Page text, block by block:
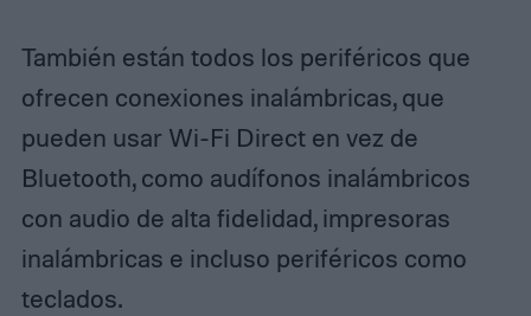
También están todos los periféricos que
ofrecen conexiones inalámbricas, que
pueden usar Wi-Fi Direct en vez de
Bluetooth, como audífonos inalámbricos
con audio de alta fidelidad, impresoras
inalámbricas e incluso periféricos como
teclados.